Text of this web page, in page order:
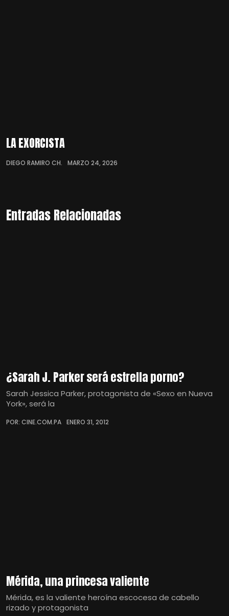
LA EXORCISTA
DIEGO RAMIRO CH. MARZO 24, 2026
Entradas Relacionadas
¿Sarah J. Parker será estrella porno?
Sarah Jessica Parker, protagonista de «Sexo en Nueva
York», será la
POR: CINE.COM.PA ENERO 31, 2012
Mérida, una princesa valiente
Mérida, es la valiente heroína escocesa de cabello
rizado y protagonista